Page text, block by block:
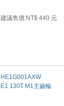
建議售價:NT$ 440 元
HE1G001AXW
E1 130T M1主齒輪